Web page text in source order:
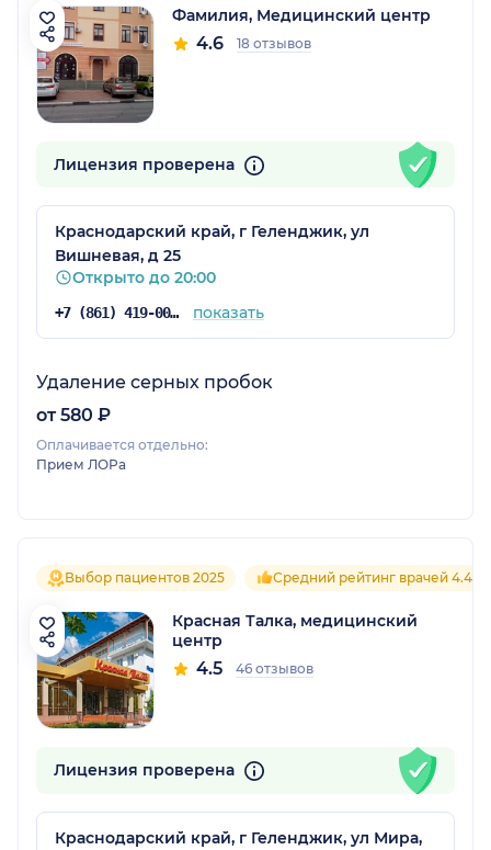
Фамилия, Медицинский центр
4.6 18 отзывов
Лицензия проверена
Краснодарский край, г Геленджик, ул
Вишневая, д 25
Открыто до 20:00
+7 (861) 419-00-11 показать
Удаление серных пробок
от 580 ₽
Оплачивается отдельно:
Прием ЛОРа
Выбор пациентов 2025 Средний рейтинг врачей 4.4
Красная Талка, медицинский
центр
4.5 46 отзывов
Лицензия проверена
Краснодарский край, г Геленджик, ул Мира,